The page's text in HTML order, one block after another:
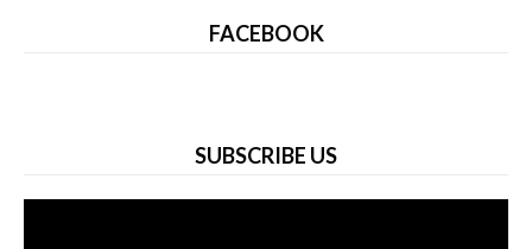
FACEBOOK
SUBSCRIBE US